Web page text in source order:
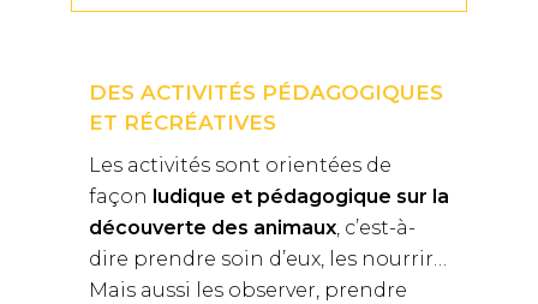
DES ACTIVITÉS PÉDAGOGIQUES
ET RÉCRÉATIVES
Les activités sont orientées de
façon ludique et pédagogique sur la
découverte des animaux, c’est-à-
dire prendre soin d’eux, les nourrir…
Mais aussi les observer, prendre